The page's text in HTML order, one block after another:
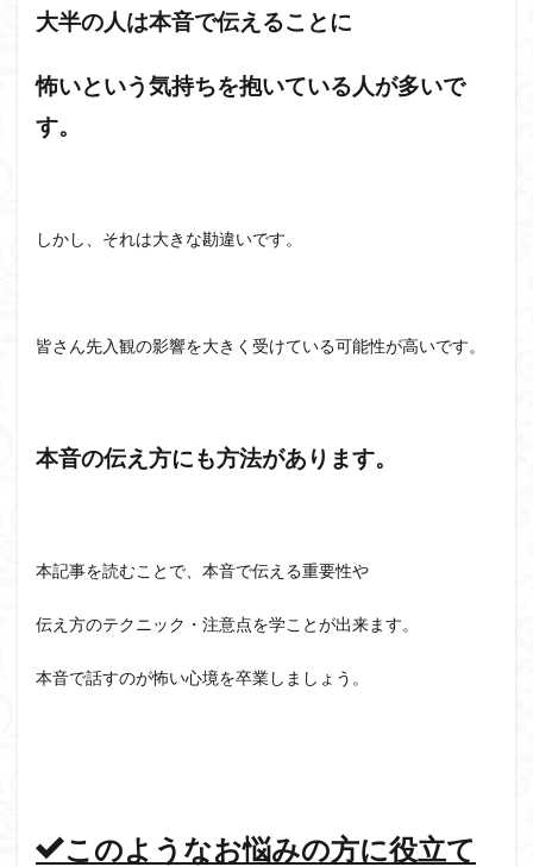
大半の人は本音で伝えることに
怖いという気持ちを抱いている人が多いで
す。
しかし、それは大きな勘違いです。
皆さん先入観の影響を大きく受けている可能性が高いです。
本音の伝え方にも方法があります。
本記事を読むことで、本音で伝える重要性や
伝え方のテクニック・注意点を学ことが出来ます。
本音で話すのが怖い心境を卒業しましょう。
このようなお悩みの方に役立て